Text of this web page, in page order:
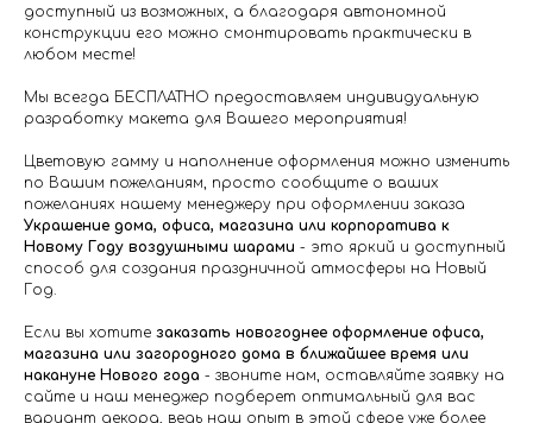
доступный из возможных, а благодаря автономной
конструкции его можно смонтировать практически в
любом месте!
Мы всегда БЕСПЛАТНО предоставляем индивидуальную
разработку макета для Вашего мероприятия!
Цветовую гамму и наполнение оформления можно изменить
по Вашим пожеланиям, просто сообщите о ваших
пожеланиях нашему менеджеру при оформлении заказа
Украшение дома, офиса, магазина или корпоратива к
Новому Году воздушными шарами - это яркий и доступный
способ для создания праздничной атмосферы на Новый
Год.
Если вы хотите заказать новогоднее оформление офиса,
магазина или загородного дома в ближайшее время или
накануне Нового года - звоните нам, оставляйте заявку на
сайте и наш менеджер подберет оптимальный для вас
вариант декора, ведь наш опыт в этой сфере уже более